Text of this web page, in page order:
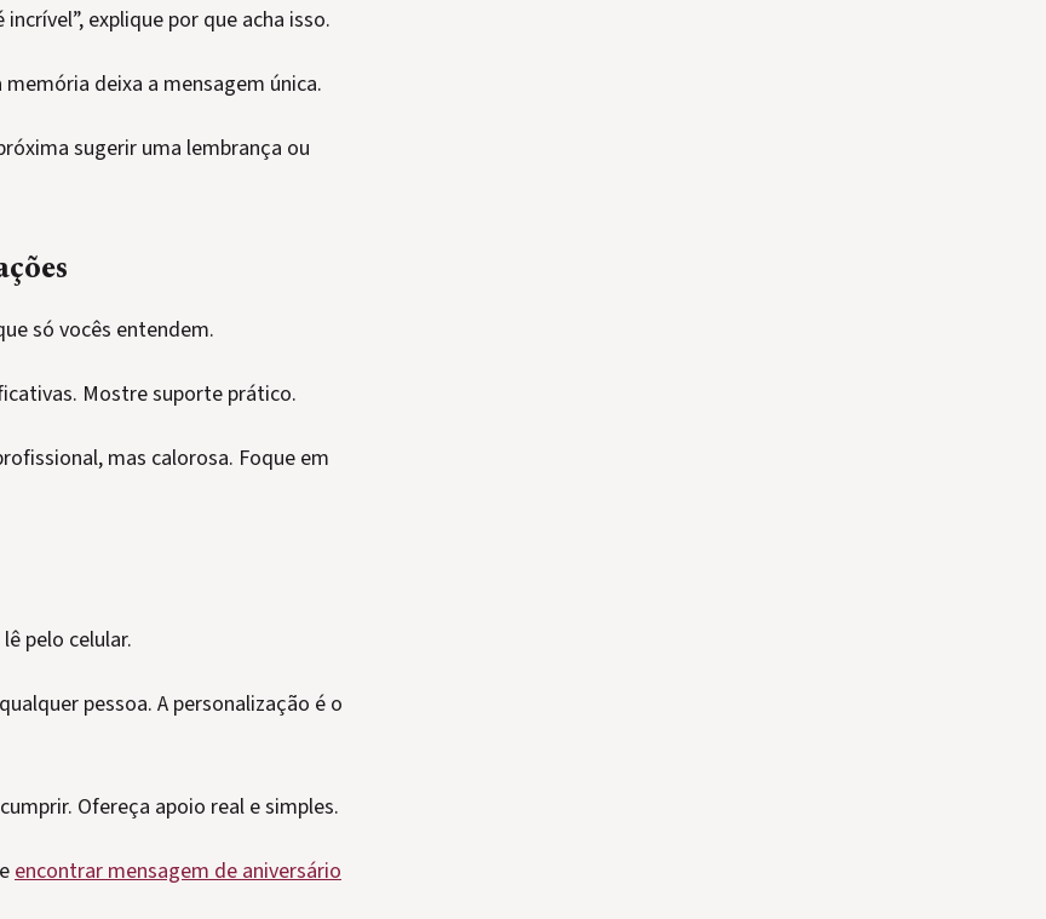
explique por que acha isso.
deixa a mensagem única.
sugerir uma lembrança ou
só vocês entendem.
Mostre suporte prático.
mas calorosa. Foque em
pelo celular.
pessoa. A personalização é o
Ofereça apoio real e simples.
encontrar mensagem de aniversário